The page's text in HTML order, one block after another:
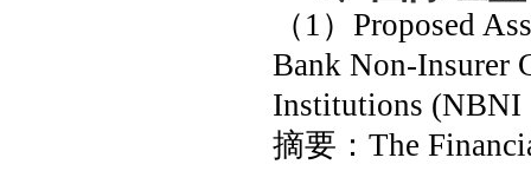
（ 1 ） Proposed
Bank Non-Insurer
Institutions (NBNI
摘要： The